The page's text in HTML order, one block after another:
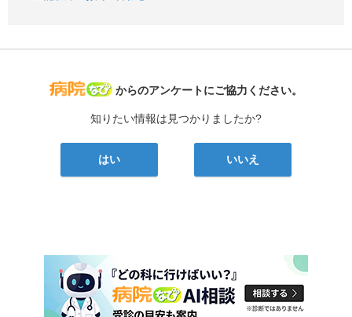
病院なび
からのアンケートにご協力ください。
知りたい情報は見つかりましたか?
はい いいえ